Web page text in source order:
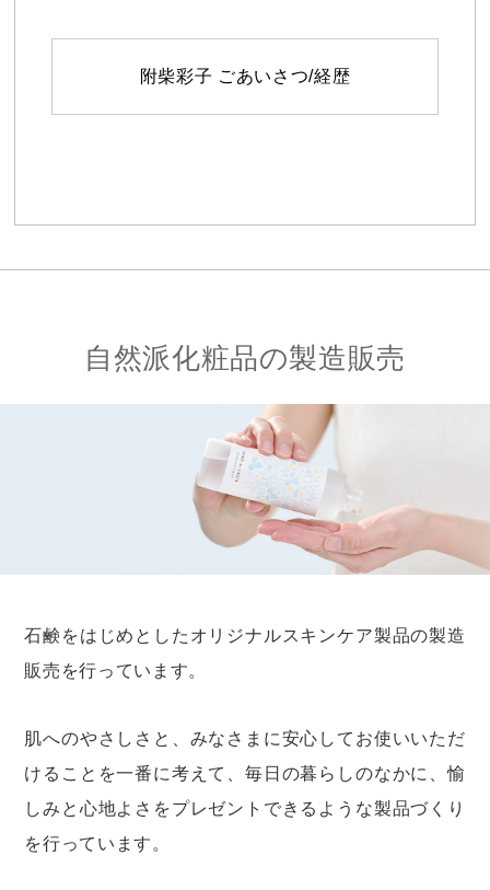
附柴彩子 ごあいさつ/経歴
自然派化粧品の製造販売
石鹸をはじめとしたオリジナルスキンケア製品の製造
販売を行っています。
肌へのやさしさと、みなさまに安心してお使いいただ
けることを一番に考えて、毎日の暮らしのなかに、愉
しみと心地よさをプレゼントできるような製品づくり
を行っています。